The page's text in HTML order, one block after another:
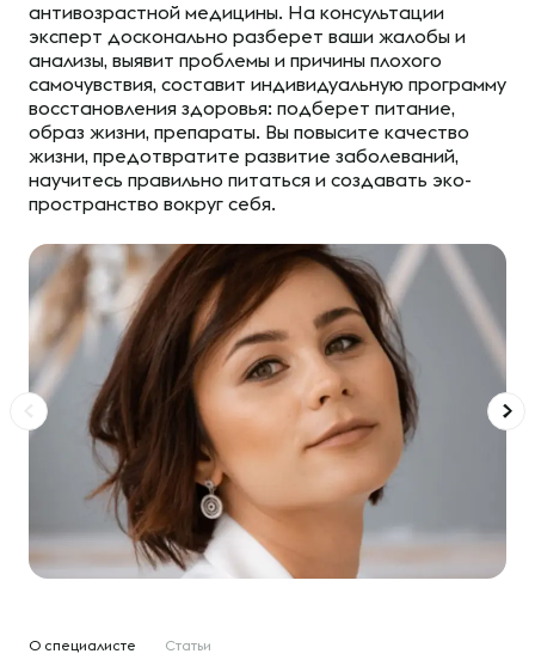
антивозрастной медицины. На консультации
эксперт досконально разберет ваши жалобы и
анализы, выявит проблемы и причины плохого
самочувствия, составит индивидуальную программу
восстановления здоровья: подберет питание,
образ жизни, препараты. Вы повысите качество
жизни, предотвратите развитие заболеваний,
научитесь правильно питаться и создавать эко-
пространство вокруг себя.
О специалисте Статьи